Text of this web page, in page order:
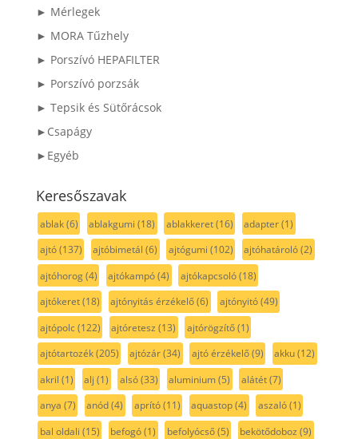
► Mérlegek
► MORA Tűzhely
► Porszívó HEPAFILTER
► Porszívó porzsák
► Tepsik és Sütőrácsok
►Csapágy
►Egyéb
Keresőszavak
ablak(6) ablakgumi (18) ablakkeret(16) adapter(1)
ajtó(137) ajtóbimetál (6) ajtógumi (102) ajtóhatároló(2)
ajtóhorog(4) ajtókampó(4) ajtókapcsoló(18)
ajtókeret(18) ajtónyitás érzékelő(6) ajtónyitó(49)
ajtópolc(122) ajtóretesz (13) ajtórögzítő(1)
ajtótartozék(205) ajtózár(34) ajtó érzékelő(9) akku(12)
akril (1) alj (1) alsó(33) aluminium(5) alátét(7)
anya (7) anód(4) aprító(11) aquastop(4) aszaló(1)
bal oldali (15) befogó(1) befolyócső(5) bekötődoboz (9)